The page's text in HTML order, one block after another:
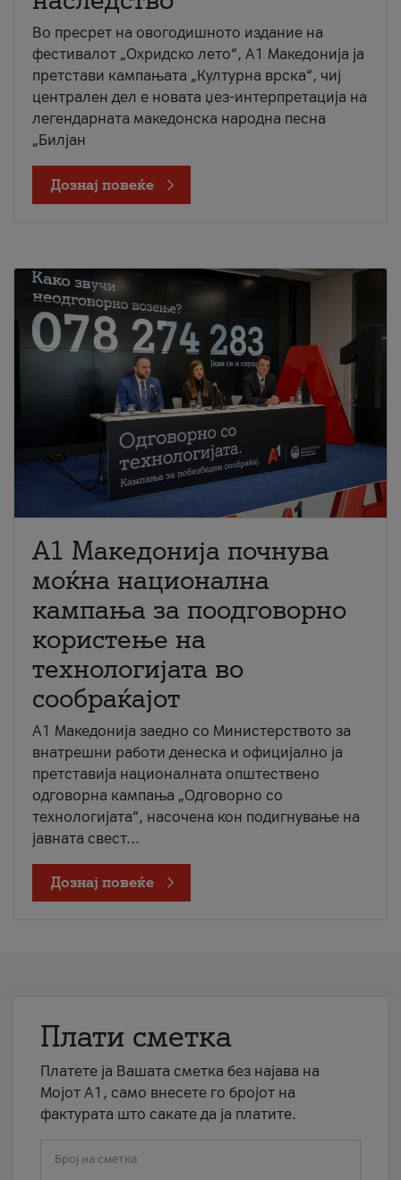
Во пресрет на овогодишното издание на
фестивалот „Охридско лето“, А1 Македонија ја
претстави кампањата „Културна врска“, чиј
централен дел е новата џез-интерпретација на
легендарната македонска народна песна
„Билјан
Дознај повеќе
A1 Македонија почнува
моќна национална
кампања за поодговорно
користење на
технологијата во
сообраќајот
A1 Македонија заедно со Министерството за
внатрешни работи денеска и официјално ја
претставија националната општествено
одговорна кампања „Одговорно со
технологијата“, насочена кон подигнување на
јавната свест...
Дознај повеќе
Плати сметка
Платете ја Вашата сметка без најава на
Мојот А1, само внесете го бројот на
фактурата што сакате да ја платите.
Број на сметка